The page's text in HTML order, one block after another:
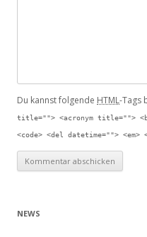
Du kannst folgende HTML-Tags
title=""> <acronym title="">
<code> <del datetime="">
NEWS